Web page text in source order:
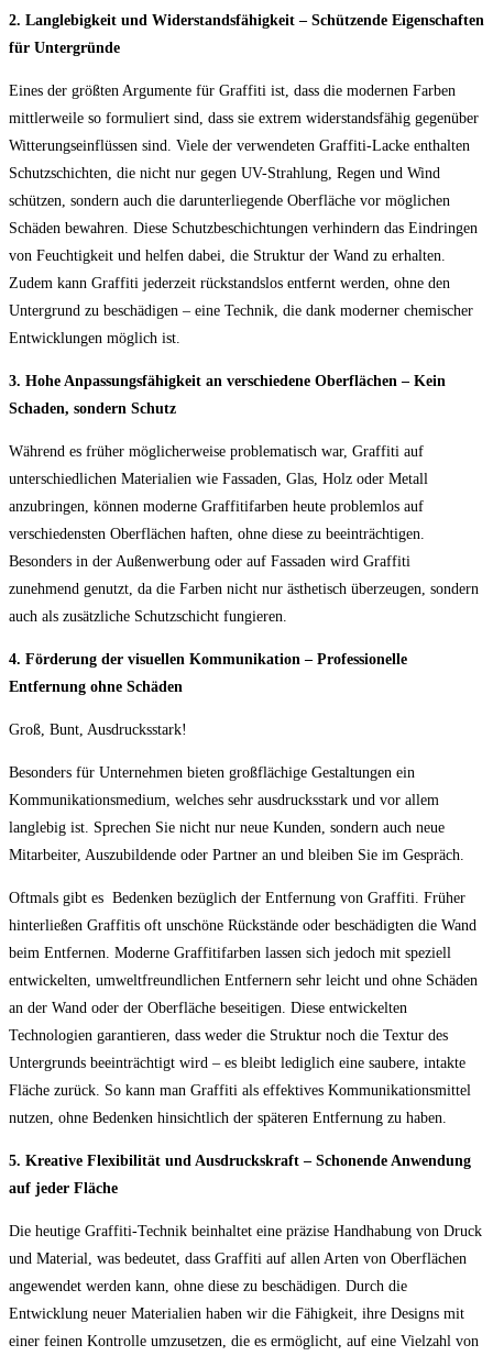
2. Langlebigkeit und Widerstandsfähigkeit – Schützende Eigenschaften
für Untergründe
Eines der größten Argumente für Graffiti ist, dass die modernen Farben
mittlerweile so formuliert sind, dass sie extrem widerstandsfähig gegenüber
Witterungseinflüssen sind. Viele der verwendeten Graffiti-Lacke enthalten
Schutzschichten, die nicht nur gegen UV-Strahlung, Regen und Wind
schützen, sondern auch die darunterliegende Oberfläche vor möglichen
Schäden bewahren. Diese Schutzbeschichtungen verhindern das Eindringen
von Feuchtigkeit und helfen dabei, die Struktur der Wand zu erhalten.
Zudem kann Graffiti jederzeit rückstandslos entfernt werden, ohne den
Untergrund zu beschädigen – eine Technik, die dank moderner chemischer
Entwicklungen möglich ist.
3. Hohe Anpassungsfähigkeit an verschiedene Oberflächen – Kein
Schaden, sondern Schutz
Während es früher möglicherweise problematisch war, Graffiti auf
unterschiedlichen Materialien wie Fassaden, Glas, Holz oder Metall
anzubringen, können moderne Graffitifarben heute problemlos auf
verschiedensten Oberflächen haften, ohne diese zu beeinträchtigen.
Besonders in der Außenwerbung oder auf Fassaden wird Graffiti
zunehmend genutzt, da die Farben nicht nur ästhetisch überzeugen, sondern
auch als zusätzliche Schutzschicht fungieren.
4. Förderung der visuellen Kommunikation – Professionelle
Entfernung ohne Schäden
Groß, Bunt, Ausdrucksstark!
Besonders für Unternehmen bieten großflächige Gestaltungen ein
Kommunikationsmedium, welches sehr ausdrucksstark und vor allem
langlebig ist. Sprechen Sie nicht nur neue Kunden, sondern auch neue
Mitarbeiter, Auszubildende oder Partner an und bleiben Sie im Gespräch.
Oftmals gibt es Bedenken bezüglich der Entfernung von Graffiti. Früher
hinterließen Graffitis oft unschöne Rückstände oder beschädigten die Wand
beim Entfernen. Moderne Graffitifarben lassen sich jedoch mit speziell
entwickelten, umweltfreundlichen Entfernern sehr leicht und ohne Schäden
an der Wand oder der Oberfläche beseitigen. Diese entwickelten
Technologien garantieren, dass weder die Struktur noch die Textur des
Untergrunds beeinträchtigt wird – es bleibt lediglich eine saubere, intakte
Fläche zurück. So kann man Graffiti als effektives Kommunikationsmittel
nutzen, ohne Bedenken hinsichtlich der späteren Entfernung zu haben.
5. Kreative Flexibilität und Ausdruckskraft – Schonende Anwendung
auf jeder Fläche
Die heutige Graffiti-Technik beinhaltet eine präzise Handhabung von Druck
und Material, was bedeutet, dass Graffiti auf allen Arten von Oberflächen
angewendet werden kann, ohne diese zu beschädigen. Durch die
Entwicklung neuer Materialien haben wir die Fähigkeit, ihre Designs mit
einer feinen Kontrolle umzusetzen, die es ermöglicht, auf eine Vielzahl von